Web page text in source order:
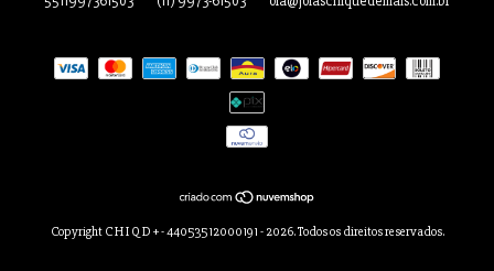
Copyright C H I Q D + - 44053512000191 - 2026. Todos os direitos reservados.